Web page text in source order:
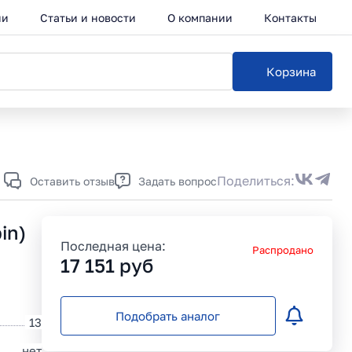
Статьи и новости О компании Контакты
Корзина
Оставить отзыв Задать вопросПоделиться:
13
Последная цена:
17 151руб
Распродано
Подобрать аналог